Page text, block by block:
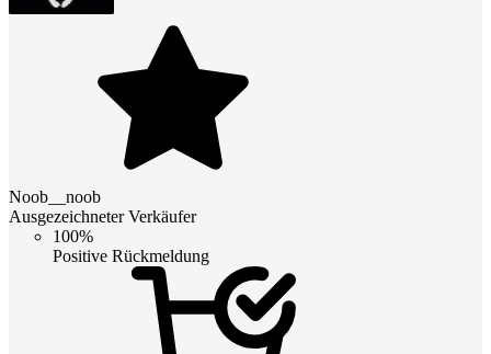
Noob__noob
Ausgezeichneter Verkäufer
100%
Positive Rückmeldung